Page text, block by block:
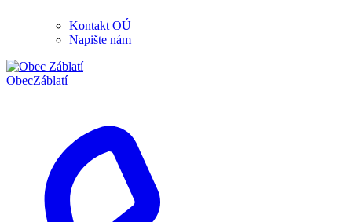
Kontakt OÚ
Napište nám
ObecZáblatí